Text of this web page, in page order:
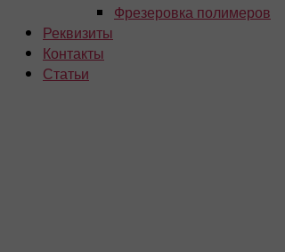
Фрезеровка полимеров
Реквизиты
Контакты
Статьи